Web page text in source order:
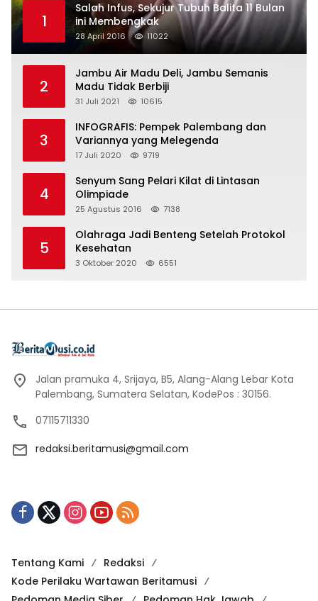
1
Salah Infus, Sekujur Tubuh Balita 11 Bulan
ini Membengkak
28 April 2016 11022
2
Jambu Air Madu Deli, Jambu Semanis
Madu Tidak Berbiji
31 Juli 2021 10615
3
INFOGRAFIS: Pempek Palembang dan
Variannya yang Melegenda
17 Juli 2020 9719
4
Senyum Sang Pelari Kilat di Lintasan
Olimpiade
25 Agustus 2016 7138
5
Olahraga Jadi Benteng Setelah Protokol
Kesehatan
3 Oktober 2020 6551
Jalan pramuka 4, Srijaya, B5, Alang-Alang Lebar Kota
Palembang, Sumatera Selatan, KodePos : 30156.
07115711330
redaksi.beritamusi@gmail.com
Tentang Kami
Redaksi
Kode Perilaku Wartawan Beritamusi